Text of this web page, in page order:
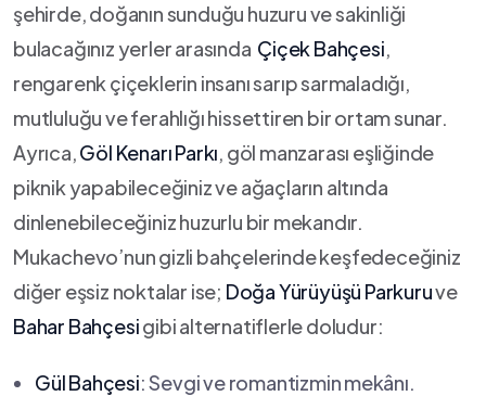
şehirde, doğanın sunduğu huzuru ve sakinliği
bulacağınız yerler arasında ‍ Çiçek Bahçesi,
rengarenk​ çiçeklerin insanı sarıp sarmaladığı,
mutluluğu ve ferahlığı hissettiren bir ortam sunar.​
Ayrıca,Göl Kenarı Parkı, göl manzarası eşliğinde
piknik yapabileceğiniz ve ağaçların altında
dinlenebileceğiniz huzurlu bir mekandır.
Mukachevo’nun gizli bahçelerinde keşfedeceğiniz
diğer eşsiz noktalar ise; Doğa Yürüyüşü Parkuruve
Bahar Bahçesigibi alternatiflerle doludur:
Gül Bahçesi: Sevgi ve romantizmin ⁢mekânı.